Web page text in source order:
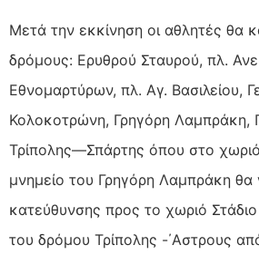
Μετά την εκκίνηση οι αθλητές θα
δρόμους: Ερυθρού Σταυρού, πλ.
Εθνομαρτύρων, πλ. Αγ. Βασιλείου,
Κολοκοτρώνη, Γρηγόρη Λαμπράκη,
Τρίπολης—Σπάρτης όπου στο
μνημείο του Γρηγόρη Λαμπράκη θα
κατεύθυνσης προς το χωριό
του δρόμου Τρίπολης -΄Αστρους